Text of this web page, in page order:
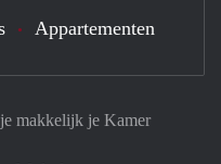
makkelijk je Kamer
Appartementen